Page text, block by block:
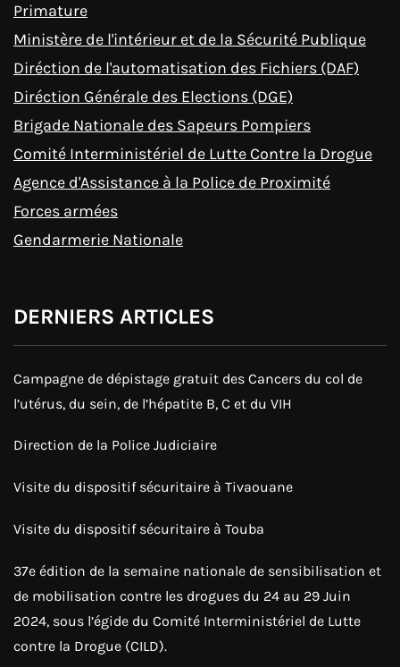
Primature
Ministère de l'intérieur et de la Sécurité Publique
Diréction de l'automatisation des Fichiers (DAF)
Diréction Générale des Elections (DGE)
Brigade Nationale des Sapeurs Pompiers
Comité Interministériel de Lutte Contre la Drogue
Agence d'Assistance à la Police de Proximité
Forces armées
Gendarmerie Nationale
DERNIERS ARTICLES
Campagne de dépistage gratuit des Cancers du col de
l’utérus, du sein, de l’hépatite B, C et du VIH
Direction de la Police Judiciaire
Visite du dispositif sécuritaire à Tivaouane
Visite du dispositif sécuritaire à Touba
37e édition de la semaine nationale de sensibilisation et
de mobilisation contre les drogues du 24 au 29 Juin
2024, sous l’égide du Comité Interministériel de Lutte
contre la Drogue (CILD).